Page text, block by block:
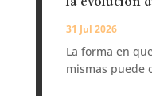
31 Jul 2026
La forma en
mismas puede